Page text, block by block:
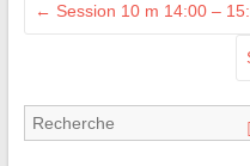
← Session 10 m 14:00 –